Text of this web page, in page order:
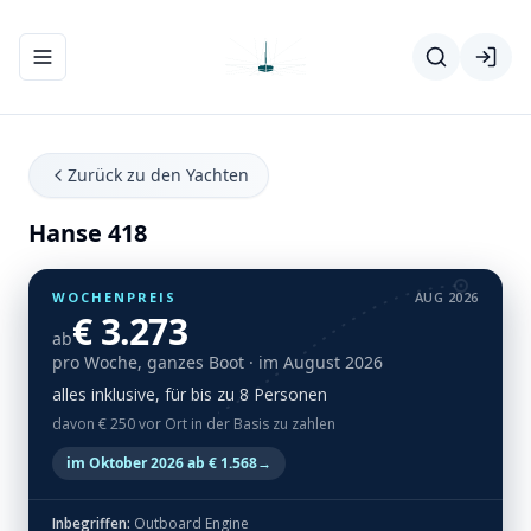
Navigationsmenü ein-/ausblenden
Zurück zu den Yachten
Hanse 418
WOCHENPREIS AUG 2026
ab€ 3.273
pro Woche, ganzes Boot · im August 2026
alles inklusive, für bis zu 8 Personen
davon € 250 vor Ort in der Basis zu zahlen
im Oktober 2026 ab € 1.568→
Inbegriffen: Outboard Engine